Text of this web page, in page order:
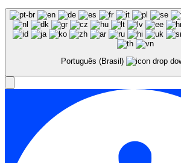
Português (Brasil)